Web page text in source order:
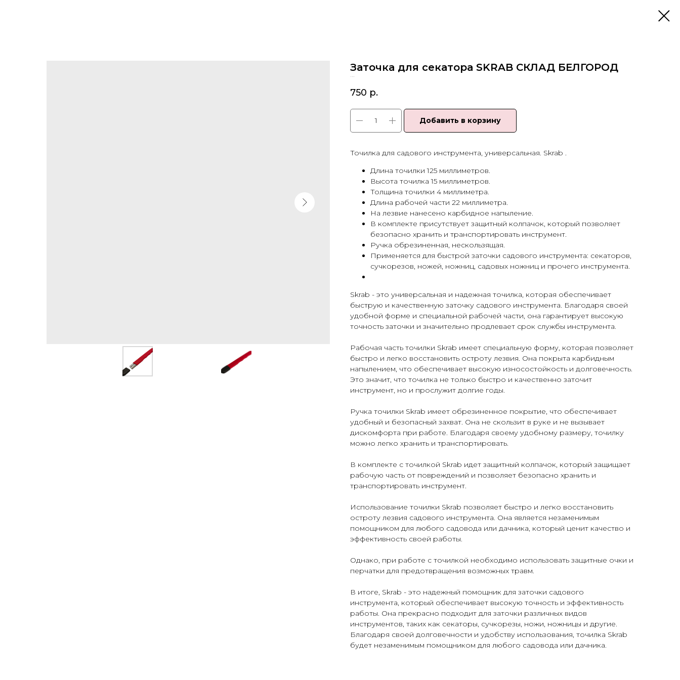
Заточка для секатора SKRAB СКЛАД БЕЛГОРОД
750 р.
Добавить в корзину
Точилка для садового инструмента, универсальная. Skrab .
Длина точилки 125 миллиметров.
Высота точилка 15 миллиметров.
Толщина точилки 4 миллиметра.
Длина рабочей части 22 миллиметра.
На лезвие нанесено карбидное напыление.
В комплекте присутствует защитный колпачок, который позволяет
безопасно хранить и транспортировать инструмент.
Ручка обрезиненная, нескользящая.
Применяется для быстрой заточки садового инструмента: секаторов,
сучкорезов, ножей, ножниц, садовых ножниц и прочего инструмента.
Skrab - это универсальная и надежная точилка, которая обеспечивает
быструю и качественную заточку садового инструмента. Благодаря своей
удобной форме и специальной рабочей части, она гарантирует высокую
точность заточки и значительно продлевает срок службы инструмента.
Рабочая часть точилки Skrab имеет специальную форму, которая позволяет
быстро и легко восстановить остроту лезвия. Она покрыта карбидным
напылением, что обеспечивает высокую износостойкость и долговечность.
Это значит, что точилка не только быстро и качественно заточит
инструмент, но и прослужит долгие годы.
Ручка точилки Skrab имеет обрезиненное покрытие, что обеспечивает
удобный и безопасный захват. Она не скользит в руке и не вызывает
дискомфорта при работе. Благодаря своему удобному размеру, точилку
можно легко хранить и транспортировать.
В комплекте с точилкой Skrab идет защитный колпачок, который защищает
рабочую часть от повреждений и позволяет безопасно хранить и
транспортировать инструмент.
Использование точилки Skrab позволяет быстро и легко восстановить
остроту лезвия садового инструмента. Она является незаменимым
помощником для любого садовода или дачника, который ценит качество и
эффективность своей работы.
Однако, при работе с точилкой необходимо использовать защитные очки и
перчатки для предотвращения возможных травм.
В итоге, Skrab - это надежный помощник для заточки садового
инструмента, который обеспечивает высокую точность и эффективность
работы. Она прекрасно подходит для заточки различных видов
инструментов, таких как секаторы, сучкорезы, ножи, ножницы и другие.
Благодаря своей долговечности и удобству использования, точилка Skrab
будет незаменимым помощником для любого садовода или дачника.